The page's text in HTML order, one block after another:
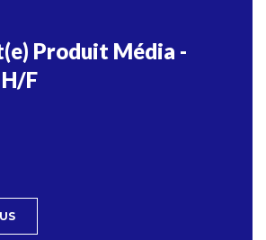
Produit Média -
F